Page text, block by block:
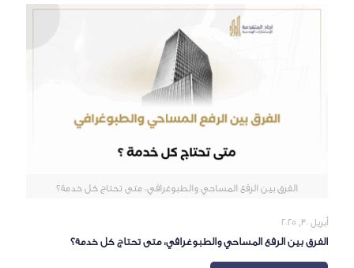
الفرق بين الرفع المساحي والطبوغرافي: متى تحتاج كل خدمة؟
أبريل 30, 2025
الفرق بين الرفع المساحي والطبوغرافي: متى تحتاج كل خدمة؟